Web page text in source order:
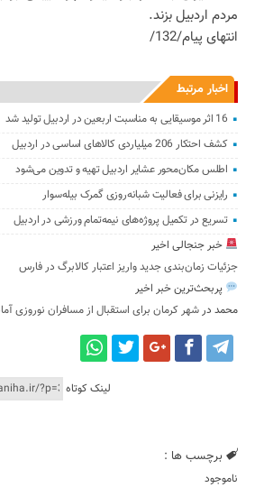
مردم اردبیل بزند.
انتهای پیام/132/
اخبار مرتبط
16 اثر موسیقایی به مناسبت اربعین در اردبیل تولید شد
کشف احتکار 206 میلیاردی کالاهای اساسی در اردبیل
اطلس مکان‌محور عشایر اردبیل تهیه و تدوین می‌شود
رایزنی برای فعالیت شبانه‌روزی گمرک بیله‌سوار
تسریع در تکمیل پروژه‌های نیمه‌تمام ورزشی در اردبیل
خبر جنجالی اخیر
جزئیات زمان‌بندی جدید واریز اعتبار کالابرگ در فارس
پربحث‌ترین خبر اخیر
محمد درشهر کرمان برای استقبال از مسافران نوروزی
لینک کوتاه
برچسب ها :
ناموجود